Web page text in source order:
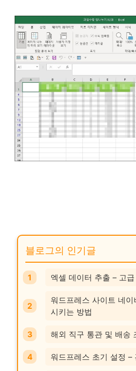
블로그의 인기글
엑셀 데이터 추출 – 고급
워드프레스 사이트 네
시키는 방법
해외 직구 통관 및 배송
워드프레스 초기 설정 –